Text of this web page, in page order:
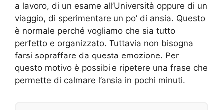
a lavoro, di un esame all’Università oppure di un
viaggio, di sperimentare un po’ di ansia. Questo
è normale perché vogliamo che sia tutto
perfetto e organizzato. Tuttavia non bisogna
farsi sopraffare da questa emozione. Per
questo motivo è possibile ripetere una frase che
permette di calmare l’ansia in pochi minuti.